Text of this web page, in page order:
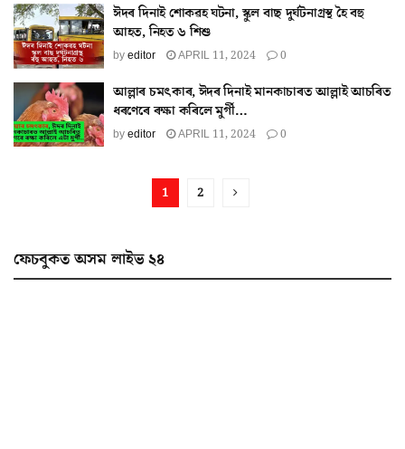
ঈদৰ দিনাই শোকৱহ ঘটনা, স্কুল বাছ দুৰ্ঘটনাগ্ৰস্থ হৈ বহু
আহত, নিহত ৬ শিশু
byeditor APRIL 11, 2024 0
আল্লাৰ চমৎকাৰ, ঈদৰ দিনাই মানকাচাৰত আল্লাই আচৰিত
ধৰণেৰে ৰক্ষা কৰিলে মুৰ্গী…
byeditor APRIL 11, 2024 0
1 2
ফেচবুকত অসম লাইভ ২৪